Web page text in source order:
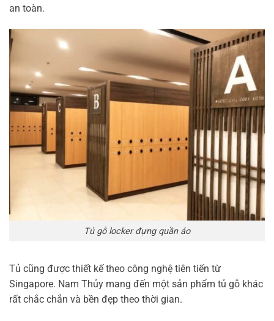
an toàn.
Tủ gỗ locker đựng quần áo
Tủ cũng được thiết kế theo công nghệ tiên tiến từ
Singapore. Nam Thủy mang đến một sản phẩm tủ gỗ khác
rất chắc chắn và bền đẹp theo thời gian.